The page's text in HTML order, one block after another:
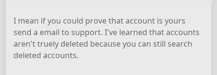
I mean if you could prove that account is yours
send a email to support. I've learned that accounts
aren't truely deleted because you can still search
deleted accounts.